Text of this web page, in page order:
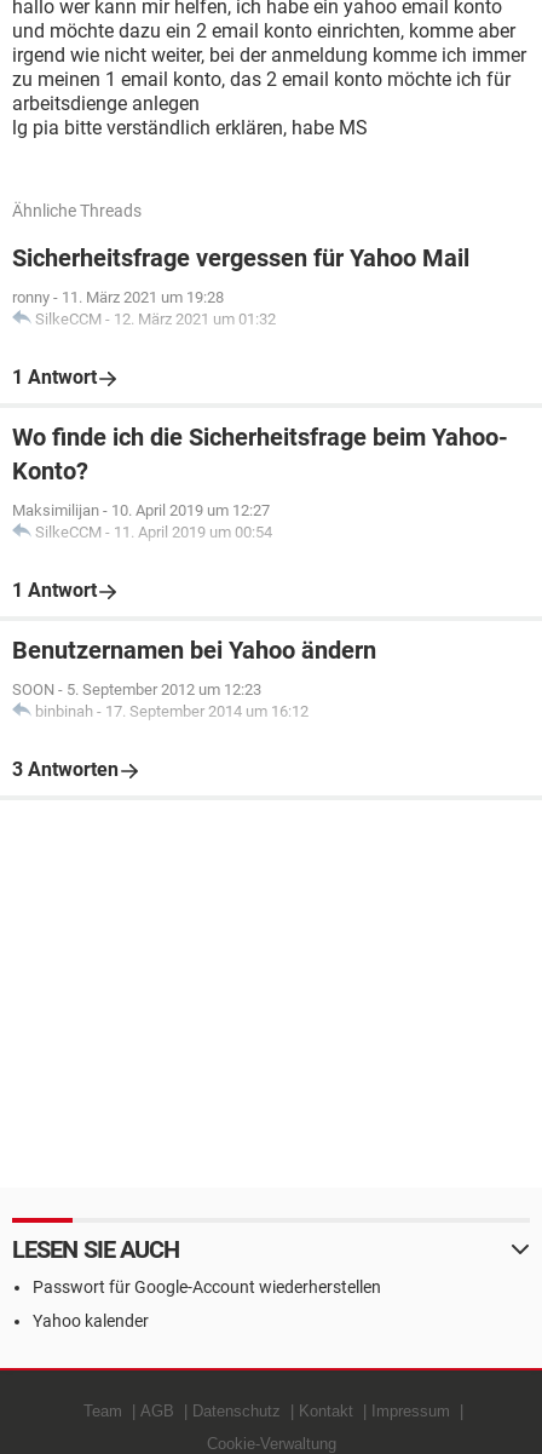
hallo wer kann mir helfen, ich habe ein yahoo email konto
und möchte dazu ein 2 email konto einrichten, komme aber
irgend wie nicht weiter, bei der anmeldung komme ich immer
zu meinen 1 email konto, das 2 email konto möchte ich für
arbeitsdienge anlegen
lg pia bitte verständlich erklären, habe MS
Ähnliche Threads
Sicherheitsfrage vergessen für Yahoo Mail
ronny - 11. März 2021 um 19:28
SilkeCCM - 12. März 2021 um 01:32
1 Antwort
Wo finde ich die Sicherheitsfrage beim Yahoo-
Konto?
Maksimilijan - 10. April 2019 um 12:27
SilkeCCM - 11. April 2019 um 00:54
1 Antwort
Benutzernamen bei Yahoo ändern
SOON - 5. September 2012 um 12:23
binbinah - 17. September 2014 um 16:12
3 Antworten
LESEN SIE AUCH
Passwort für Google-Account wiederherstellen
Yahoo kalender
Team AGB Datenschutz Kontakt
Impressum
Cookie-Verwaltung